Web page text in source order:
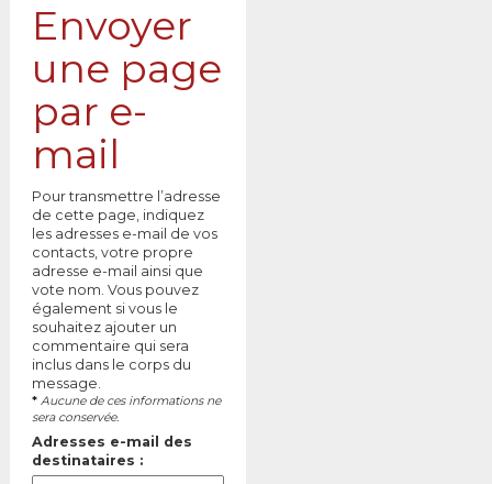
Envoyer
une page
par e-
mail
Pour transmettre l’adresse
de cette page, indiquez
les adresses e-mail de vos
contacts, votre propre
adresse e-mail ainsi que
vote nom. Vous pouvez
également si vous le
souhaitez ajouter un
commentaire qui sera
inclus dans le corps du
message.
* Aucune de ces informations ne
sera conservée.
Adresses e-mail des
destinataires :